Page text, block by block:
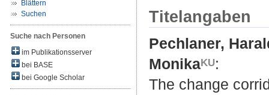
Blättern
Suchen
Suche nach Personen
im Publikationsserver
bei BASE
bei Google Scholar
Titelangaben
Pechlaner,
Monika
:
The change